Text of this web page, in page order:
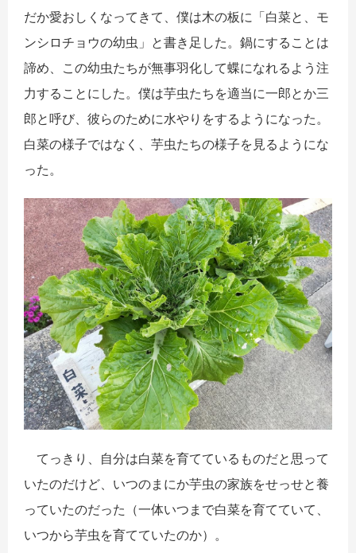
だか愛おしくなってきて、僕は木の板に「白菜と、モ
ンシロチョウの幼虫」と書き足した。鍋にすることは
諦め、この幼虫たちが無事羽化して蝶になれるよう注
力することにした。僕は芋虫たちを適当に一郎とか三
郎と呼び、彼らのために水やりをするようになった。
白菜の様子ではなく、芋虫たちの様子を見るようにな
った。
てっきり、自分は白菜を育てているものだと思って
いたのだけど、いつのまにか芋虫の家族をせっせと養
っていたのだった（一体いつまで白菜を育てていて、
いつから芋虫を育てていたのか）。